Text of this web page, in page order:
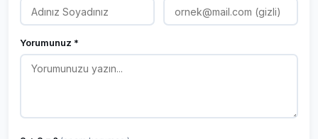
Yorumunuz *